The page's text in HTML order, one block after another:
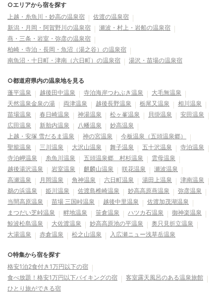
○エリアから宿を探す
上越・糸魚川・妙高の温泉宿
佐渡の温泉宿
新潟・月岡・阿賀野川の温泉宿
瀬波・村上・岩船の温泉宿
燕・三条・岩室・弥彦の温泉宿
柏崎・寺泊・長岡・魚沼（湯之谷）の温泉宿
南魚沼・十日町・津南（六日町）の温泉宿
湯沢・苗場の温泉宿
○都道府県内の温泉地を見る
蓬平温泉
越後田中温泉 寺泊海岸つわぶき温泉
大毛無温泉
天然温泉金泉の湯
両津温泉 越後長野温泉 栃尾又温泉
相川温泉
苗場温泉
春日崎温泉 神湯温泉 松ヶ峯温泉 貝掛温泉
安田温泉
広田温泉
新胎内温泉 八幡温泉
妙高温泉
上越・安塚 雪だるま温泉
神の宮温泉
今板温泉（五頭温泉郷）
聖籠温泉
三川温泉 大沢山温泉 舞子温泉 五十沢温泉
寺泊温泉
寺泊岬温泉
糸魚川温泉 五頭温泉郷 村杉温泉
雲母温泉
越後湯沢温泉
岩室温泉 麒麟山温泉 咲花温泉
瀬波温泉
高瀬温泉
月岡温泉 角神温泉 六日町温泉 湯田上温泉
津南温泉
鵜の浜温泉
姫川温泉 佐渡島椎崎温泉 妙高高原燕温泉
弥彦温泉
当間高原温泉
苗場 三国峠温泉 越後中里温泉
佐渡加茂湖温泉
まつだい芝峠温泉
畔地温泉 笹倉温泉 ハツカ石温泉
御神楽温泉
鯨波松島温泉
大佐渡温泉 妙高高原池の平温泉
奥只見折立温泉
大湯温泉
赤倉温泉 松之山温泉 入広瀬ニュー浅草岳温泉
○特集から宿を探す
格安1泊2食付き1万円以下の宿
食べ放題！格安1万円以下バイキングの宿
客室露天風呂のある温泉旅館
ひとり旅ができる宿